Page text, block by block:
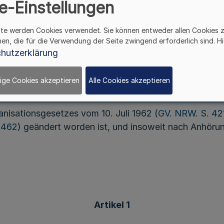
vom 19. Februar 2007
7. Mai 2013 (BGBl. I S. 1122) geändert worden ist,
Ordnungswidrigkeiten in der Fassung der
vom 10. Juli 1962 (GV. NRW. S.
) geändert worden ist, und insoweit nach
Artikel 1
Einstellungen
werden Cookies verwendet. Sie können entweder allen Cookies
die für die Verwendung der Seite zwingend erforderlich sind.
Cookies akzeptieren Alle Cookies akzeptieren